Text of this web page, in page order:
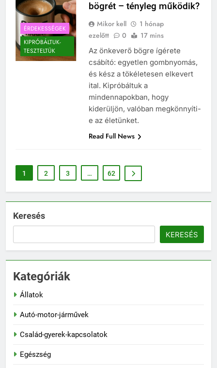
ÉRDEKESSÉGEK
KIPRÓBÁLTUK-
TESZTELTÜK
bögrét – tényleg működik?
Mikor kell
1 hónap
ezelőtt
0 17 mins
Az önkeverő bögre ígérete
csábító: egyetlen gombnyomás,
és kész a tökéletesen elkevert
ital. Kipróbáltuk a
mindennapokban, hogy
kiderüljön, valóban megkönnyíti-
e az életünket.
Read Full News
1 2 3 … 62
Keresés
KERESÉS
Kategóriák
Állatok
Autó-motor-járművek
Család-gyerek-kapcsolatok
Egészség